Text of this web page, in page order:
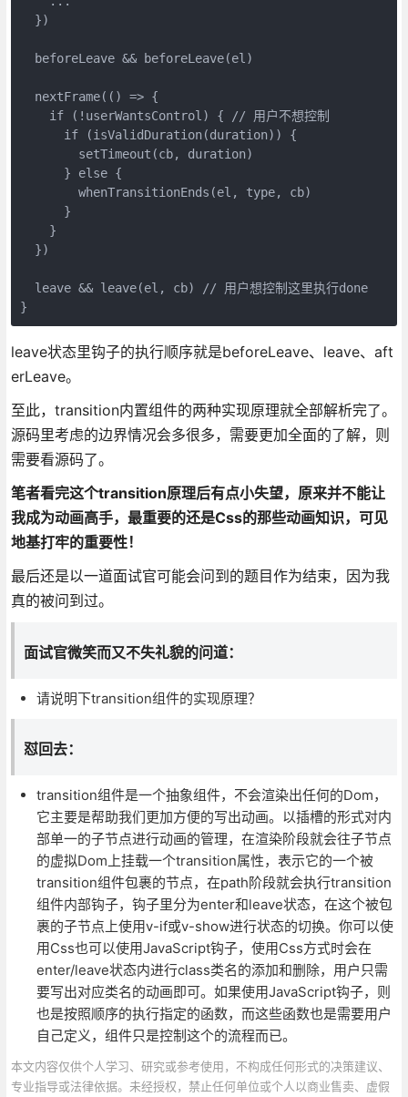
  })
  beforeLeave && beforeLeave(el)
  nextFrame(() => {
    if (!userWantsControl) { // 用户不想控制
      if (isValidDuration(duration)) {
        setTimeout(cb, duration)
      } else {
        whenTransitionEnds(el, type, cb)
      }
    }
  })
  leave && leave(el, cb) // 用户想控制这里执行done
leave状态里钩子的执行顺序就是beforeLeave、leave、aft
erLeave。
至此，transition内置组件的两种实现原理就全部解析完了。
源码里考虑的边界情况会多很多，需要更加全面的了解，则
需要看源码了。
笔者看完这个transition原理后有点小失望，原来并不能让
我成为动画高手，最重要的还是Css的那些动画知识，可见
地基打牢的重要性！
最后还是以一道面试官可能会问到的题目作为结束，因为我
真的被问到过。
面试官微笑而又不失礼貌的问道：
请说明下transition组件的实现原理？
怼回去：
transition组件是一个抽象组件，不会渲染出任何的Dom，
它主要是帮助我们更加方便的写出动画。以插槽的形式对内
部单一的子节点进行动画的管理，在渲染阶段就会往子节点
的虚拟Dom上挂载一个transition属性，表示它的一个被
transition组件包裹的节点，在path阶段就会执行transition
组件内部钩子，钩子里分为enter和leave状态，在这个被包
裹的子节点上使用v-if或v-show进行状态的切换。你可以使
用Css也可以使用JavaScript钩子，使用Css方式时会在
enter/leave状态内进行class类名的添加和删除，用户只需
要写出对应类名的动画即可。如果使用JavaScript钩子，则
也是按照顺序的执行指定的函数，而这些函数也是需要用户
自己定义，组件只是控制这个的流程而已。
本文内容仅供个人学习、研究或参考使用，不构成任何形式的决策建议、
专业指导或法律依据。未经授权，禁止任何单位或个人以商业售卖、虚假